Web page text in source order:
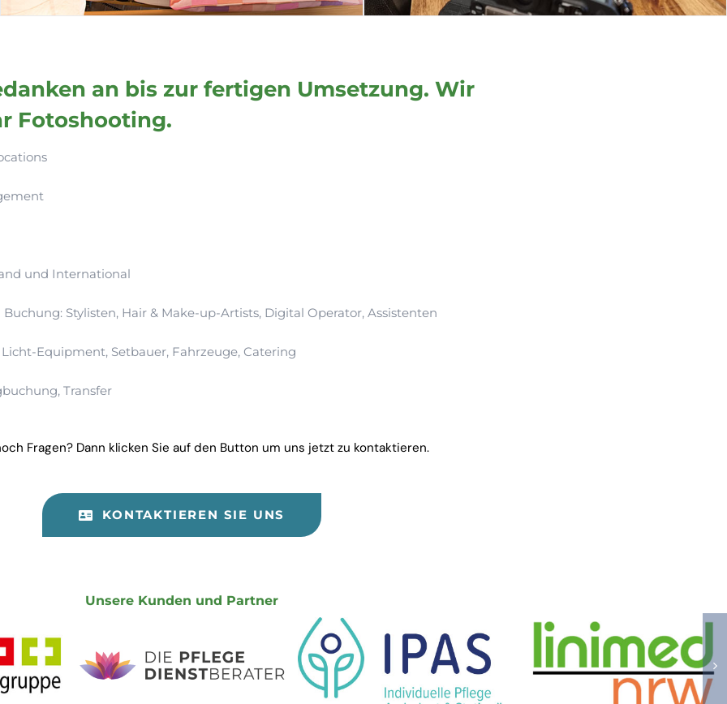
an bis zur fertigen Umsetzung. Wir
Fotoshooting.
und International
Stylisten, Hair & Make-up-Artists, Digital Operator, Assistenten
Equipment, Setbauer, Fahrzeuge, Catering
Transfer
Fragen? Dann klicken Sie auf den Button um uns jetzt zu kontaktieren.
KONTAKTIEREN SIE UNS
Unsere Kunden und Partner